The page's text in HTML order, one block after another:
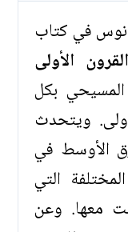
في كتاب
الأولى
بكل
ويتحدث
الأوسط في
التي
معها. وعن